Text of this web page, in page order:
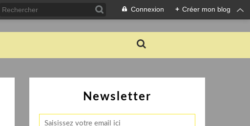
Connexion + Créer mon blog
Newsletter